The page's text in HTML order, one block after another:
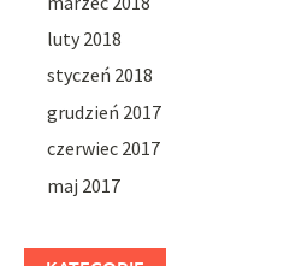
luty 2018
styczeń 2018
grudzień 2017
czerwiec 2017
maj 2017